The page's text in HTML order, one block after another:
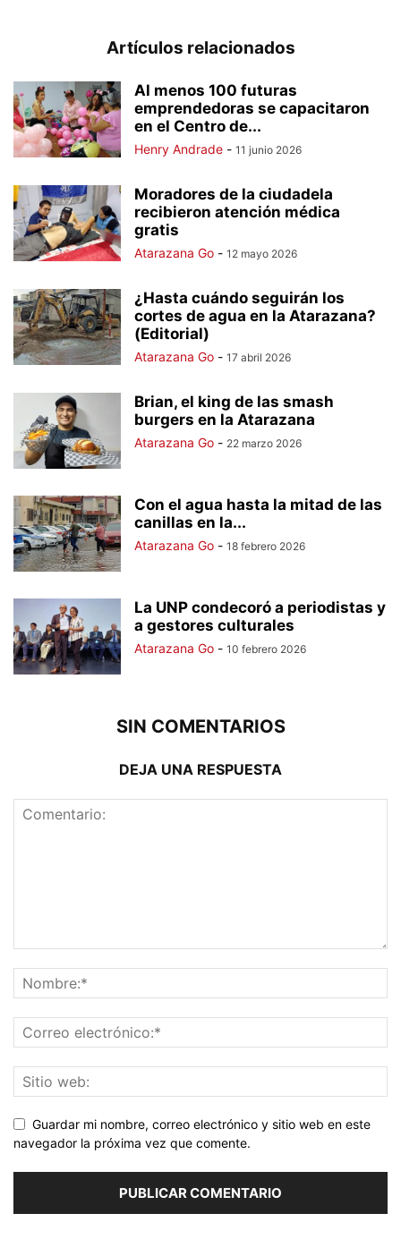
Artículos relacionados
Al menos 100 futuras
emprendedoras se capacitaron
en el Centro de...
Henry Andrade - 11 junio 2026
Moradores de la ciudadela
recibieron atención médica
gratis
Atarazana Go - 12 mayo 2026
¿Hasta cuándo seguirán los
cortes de agua en la Atarazana?
(Editorial)
Atarazana Go - 17 abril 2026
Brian, el king de las smash
burgers en la Atarazana
Atarazana Go - 22 marzo 2026
Con el agua hasta la mitad de las
canillas en la...
Atarazana Go - 18 febrero 2026
La UNP condecoró a periodistas y
a gestores culturales
Atarazana Go - 10 febrero 2026
SIN COMENTARIOS
DEJA UNA RESPUESTA
Guardar mi nombre, correo electrónico y sitio web en este
navegador la próxima vez que comente.